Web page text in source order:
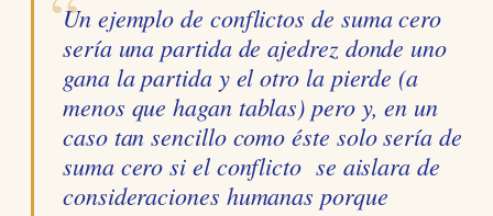
Un ejemplo de conflictos de suma cero
sería una partida de ajedrez donde uno
gana la partida y el otro la pierde (a
menos que hagan tablas) pero y, en un
caso tan sencillo como éste solo sería de
suma cero si el conflicto se aislara de
consideraciones humanas porque